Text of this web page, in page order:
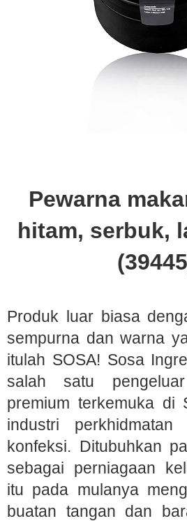
Pewarna
hitam, serbuk,
Produk luar biasa
sempurna dan warna
itulah SOSA! Sosa
salah satu
premium terkemuka di
industri
konfeksi. Ditubuhkan
sebagai perniagaan
itu pada mulanya
buatan tangan dan